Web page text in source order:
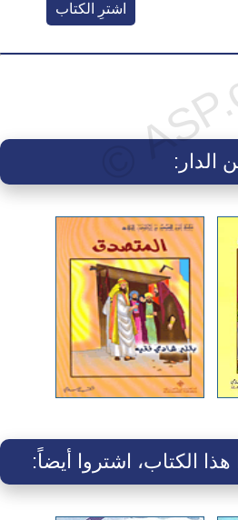
اشترِ الكتاب
الدار:
هذا الكتاب، اشتروا أيضاً: